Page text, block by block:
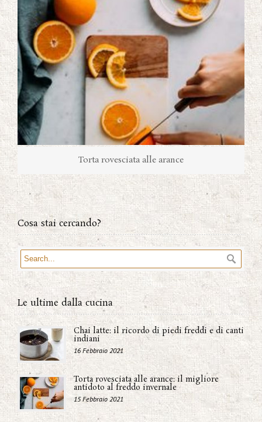
Torta rovesciata alle arance
Cosa stai cercando?
Le ultime dalla cucina
Chai latte: il ricordo di piedi freddi e di canti
indiani
16 Febbraio 2021
Torta rovesciata alle arance: il migliore
antidoto al freddo invernale
15 Febbraio 2021